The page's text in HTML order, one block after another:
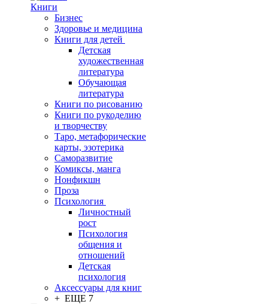
Книги
Бизнес
Здоровье и медицина
Книги для детей
Детская
художественная
литература
Обучающая
литература
Книги по рисованию
Книги по рукоделию
и творчеству
Таро, метафорические
карты, эзотерика
Саморазвитие
Комиксы, манга
Нонфикшн
Проза
Психология
Личностный
рост
Психология
общения и
отношений
Детская
психология
Аксессуары для книг
+ ЕЩЕ 7